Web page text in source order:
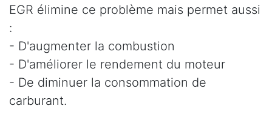
EGR élimine ce problème mais permet aussi
:
- D'augmenter la combustion
- D'améliorer le rendement du moteur
- De diminuer la consommation de
carburant.